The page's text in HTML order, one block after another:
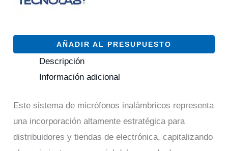
AÑADIR AL PRESUPUESTO
Descripción
Información adicional
Este sistema de micrófonos inalámbricos representa
una incorporación altamente estratégica para
distribuidores y tiendas de electrónica, capitalizando